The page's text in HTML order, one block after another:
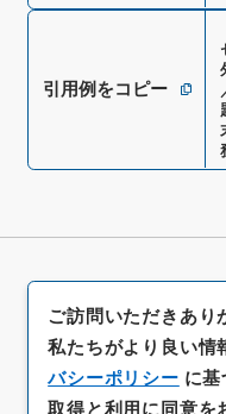
引用例をコピー
ご訪問いただきあり
私たちがより良い情
バシーポリシー に
取得と利用に同意を